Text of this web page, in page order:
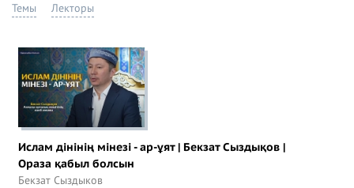
Темы Лекторы
Ислам дінінің мінезі - ар-ұят | Бекзат Сыздықов |
Ораза қабыл болсын
Бекзат Сыздыков